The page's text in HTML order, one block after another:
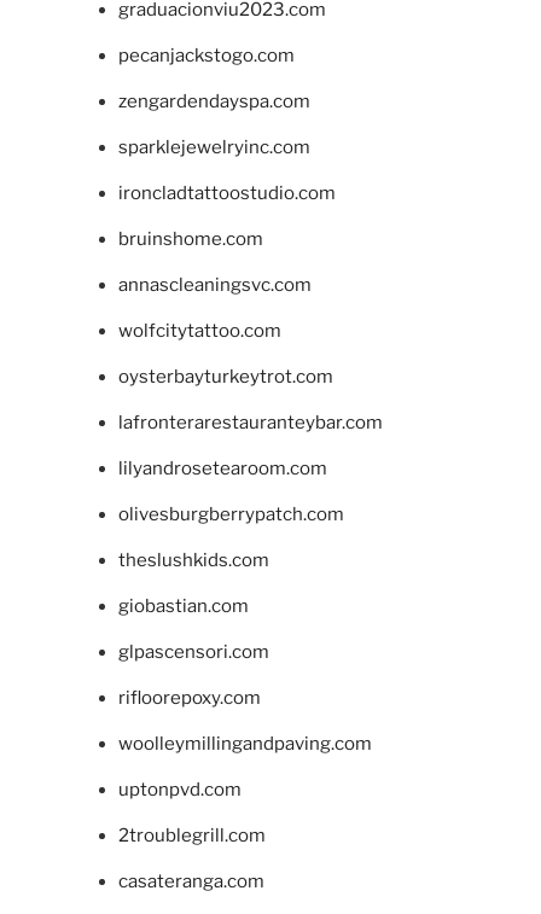
graduacionviu2023.com
pecanjackstogo.com
zengardendayspa.com
sparklejewelryinc.com
ironcladtattoostudio.com
bruinshome.com
annascleaningsvc.com
wolfcitytattoo.com
oysterbayturkeytrot.com
lafronterarestauranteybar.com
lilyandrosetearoom.com
olivesburgberrypatch.com
theslushkids.com
giobastian.com
glpascensori.com
rifloorepoxy.com
woolleymillingandpaving.com
uptonpvd.com
2troublegrill.com
casateranga.com